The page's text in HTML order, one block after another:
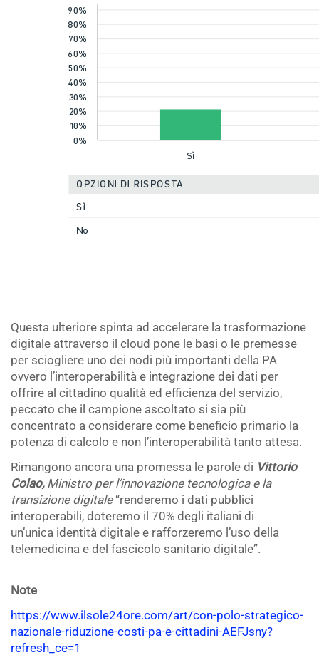
Questa ulteriore spinta ad accelerare la trasformazione
digitale attraverso il cloud pone le basi o le premesse
per sciogliere uno dei nodi più importanti della PA
ovvero l’interoperabilità e integrazione dei dati per
offrire al cittadino qualità ed efficienza del servizio,
peccato che il campione ascoltato si sia più
concentrato a considerare come beneficio primario la
potenza di calcolo e non l’interoperabilità tanto attesa.
Rimangono ancora una promessa le parole di Vittorio
Colao, Ministro per l’innovazione tecnologica e la
transizione digitale “renderemo i dati pubblici
interoperabili, doteremo il 70% degli italiani di
un’unica identità digitale e rafforzeremo l’uso della
telemedicina e del fascicolo sanitario digitale”.
Note
https://www.ilsole24ore.com/art/con-polo-strategico-
nazionale-riduzione-costi-pa-e-cittadini-AEFJsny?
refresh_ce=1